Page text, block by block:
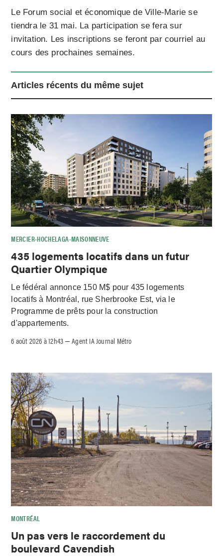
Le Forum social et éco­nomique de Ville-Marie se
tiendra le 31 mai. La participation se fera sur
invitation. Les inscriptions se feront par courriel au
cours des prochaines semaines.
Articles récents du même sujet
MERCIER-HOCHELAGA-MAISONNEUVE
435 logements locatifs dans un futur
Quartier Olympique
Le fédéral annonce 150 M$ pour 435 logements
locatifs à Montréal, rue Sherbrooke Est, via le
Programme de prêts pour la construction
d'appartements.
6 août 2026 à 12h43 –Agent IA Journal Métro
MONTRÉAL
Un pas vers le raccordement du
boulevard Cavendish